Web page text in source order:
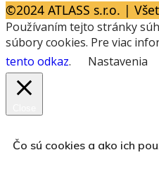
©2024 ATLASS s.r.o. |
Používaním tejto stránky
súbory cookies. Pre viac
tento odkaz. Nastavenia
Čo sú cookies a ako ich